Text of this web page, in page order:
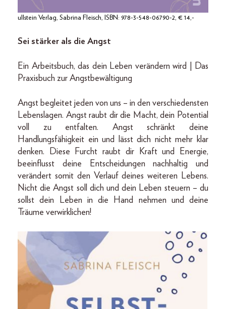
ullstein Verlag, Sabrina Fleisch, ISBN: 978-3-548-06790-2, € 14,-
Sei stärker als die Angst
Ein Arbeitsbuch, das dein Leben verändern wird | Das
Praxisbuch zur Angstbewältigung
Angst begleitet jeden von uns – in den verschiedensten
Lebenslagen. Angst raubt dir die Macht, dein Potential
voll zu entfalten. Angst schränkt deine
Handlungsfähigkeit ein und lässt dich nicht mehr klar
denken. Diese Furcht raubt dir Kraft und Energie,
beeinflusst deine Entscheidungen nachhaltig und
verändert somit den Verlauf deines weiteren Lebens.
Nicht die Angst soll dich und dein Leben steuern – du
sollst dein Leben in die Hand nehmen und deine
Träume verwirklichen!